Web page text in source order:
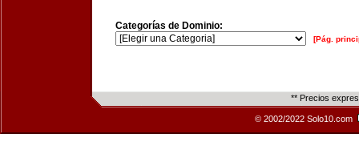
Categorías de Dominio:
[Pág.
** Precios
© 2002/2022 Solo10.com